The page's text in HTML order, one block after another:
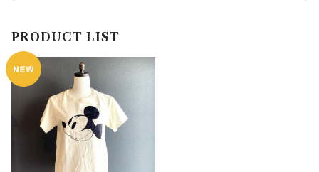
PRODUCT LIST